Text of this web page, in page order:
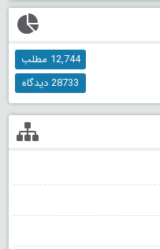
12,744 مطلب
28733 دیدگاه